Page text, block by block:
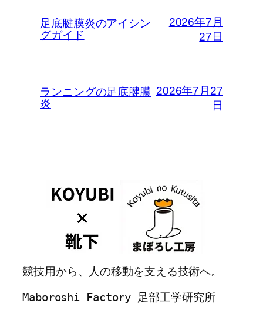
足底腱膜炎のアイシン
グガイド
2026年7月
27日
ランニングの足底腱膜
炎
2026年7月27
日
競技用から、人の移動を支える技術へ。
Maboroshi Factory 足部工学研究所